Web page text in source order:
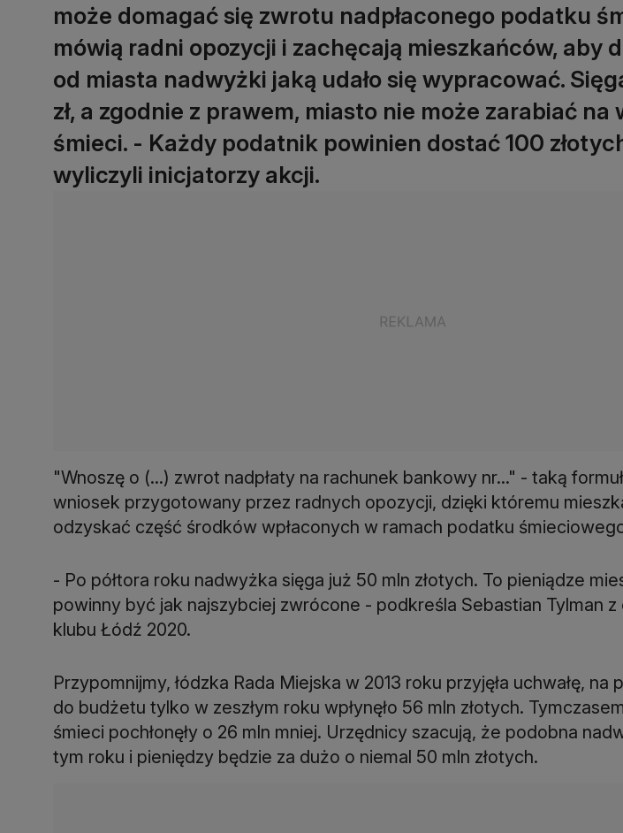
może domagać się zwrotu nadpłaconego podatku
mówią radni opozycji i zachęcają mieszkańców, aby
od miasta nadwyżki jaką udało się wypracować.
zł, a zgodnie z prawem, miasto nie może zarabiać na
śmieci. - Każdy podatnik powinien dostać 100
wyliczyli inicjatorzy akcji.
"Wnoszę o (...) zwrot nadpłaty na rachunek bankowy nr..." - taką
wniosek przygotowany przez radnych opozycji, dzięki któremu
odzyskać część środków wpłaconych w ramach podatku
- Po półtora roku nadwyżka sięga już 50 mln złotych. To pieniądze
powinny być jak najszybciej zwrócone - podkreśla Sebastian Tylman
klubu Łódź 2020.
Przypomnijmy, łódzka Rada Miejska w 2013 roku przyjęła uchwałę,
do budżetu tylko w zeszłym roku wpłynęło 56 mln złotych.
śmieci pochłonęły o 26 mln mniej. Urzędnicy szacują, że podobna
tym roku i pieniędzy będzie za dużo o niemal 50 mln złotych.